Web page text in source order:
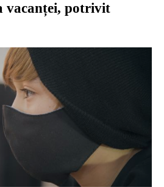
vacanței, potrivit